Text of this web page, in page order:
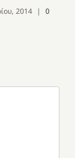
2014 |
0